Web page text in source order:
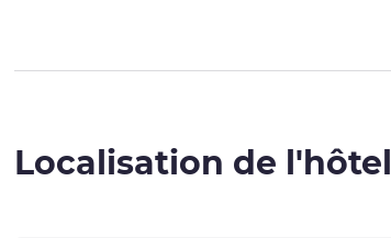
Localisation de l'hôtel